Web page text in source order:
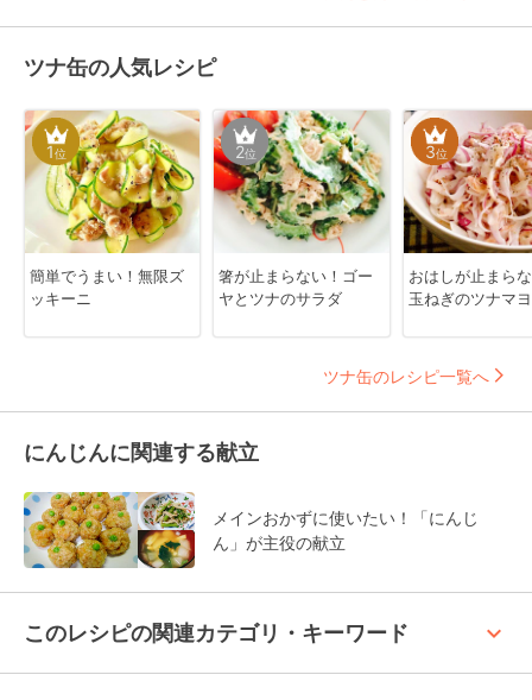
ツナ缶の人気レシピ
1位
簡単でうまい！無限ズ
ッキーニ
2位
箸が止まらない！ゴー
ヤとツナのサラダ
3位
おはしが止まら
玉ねぎのツナマ
ツナ缶のレシピ一覧へ
にんじんに関連する献立
メインおかずに使いたい！「にんじ
ん」が主役の献立
このレシピの関連カテゴリ・キーワード keyboard_arrow_up